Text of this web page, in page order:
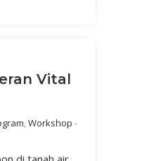
Vital
,Workshop -